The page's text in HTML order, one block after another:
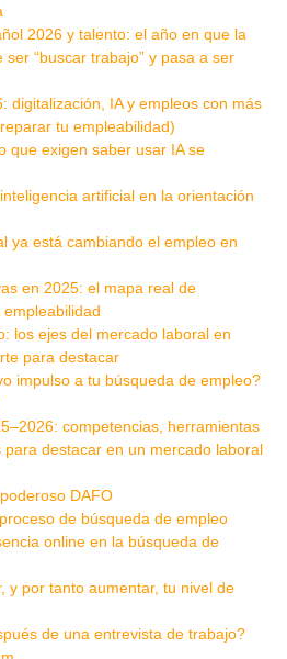
2026 y talento: el año en que la
“buscar trabajo” y pasa a ser
digitalización, IA y empleos con más
tu empleabilidad)
que exigen saber usar IA se
artificial en la orientación
ya está cambiando el empleo en
en 2025: el mapa real de
los ejes del mercado laboral en
para destacar
impulso a tu búsqueda de empleo?
competencias, herramientas
para destacar en un mercado laboral
DAFO
de búsqueda de empleo
online en la búsqueda de
y por tanto aumentar, tu nivel de
de una entrevista de trabajo?